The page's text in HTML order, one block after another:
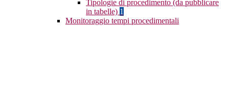
Tipologie di procedimento (da pubblicare
in tabelle) 1
Monitoraggio tempi procedimentali